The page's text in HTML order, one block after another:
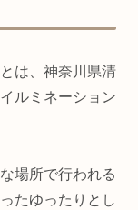
は、神奈川県清
ルミネーション
場所で行われる
たゆったりとし